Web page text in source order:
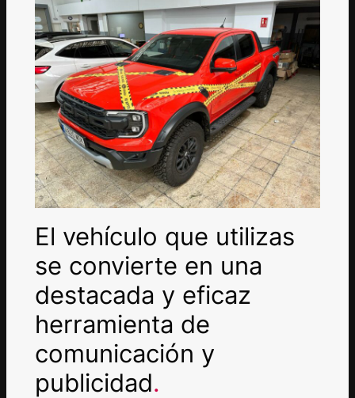
El vehículo que utilizas
se convierte en una
destacada y eficaz
herramienta de
comunicación y
publicidad.